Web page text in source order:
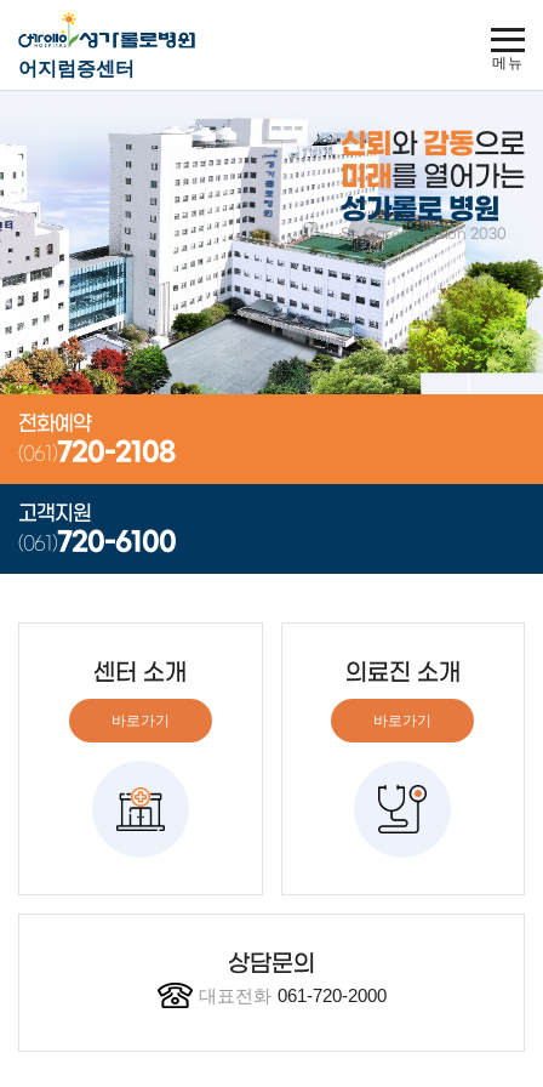
어지럼증센터
사이트
신뢰 와 감동으로
미래 를 열어가는
성가롤로 병원
St. Carollo Vision 2030
전화예약
(061)720-2108
고객지원
(061)720-6100
센터 소개
바로가기
의료진 소개
바로가기
상담문의
대표전화 061-720-2000